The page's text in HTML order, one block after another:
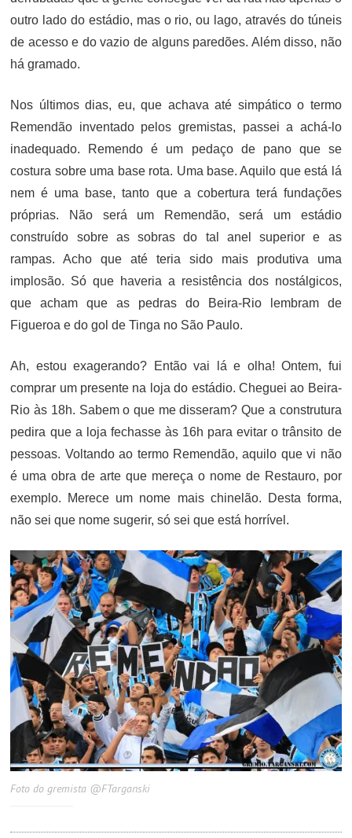
outro lado do estádio, mas o rio, ou lago, através do túneis
de acesso e do vazio de alguns paredões. Além disso, não
há gramado.
Nos últimos dias, eu, que achava até simpático o termo
Remendão inventado pelos gremistas, passei a achá-lo
inadequado. Remendo é um pedaço de pano que se
costura sobre uma base rota. Uma base. Aquilo que está lá
nem é uma base, tanto que a cobertura terá fundações
próprias. Não será um Remendão, será um estádio
construído sobre as sobras do tal anel superior e as
rampas. Acho que até teria sido mais produtiva uma
implosão. Só que haveria a resistência dos nostálgicos,
que acham que as pedras do Beira-Rio lembram de
Figueroa e do gol de Tinga no São Paulo.
Ah, estou exagerando? Então vai lá e olha! Ontem, fui
comprar um presente na loja do estádio. Cheguei ao Beira-
Rio às 18h. Sabem o que me disseram? Que a construtura
pedira que a loja fechasse às 16h para evitar o trânsito de
pessoas. Voltando ao termo Remendão, aquilo que vi não
é uma obra de arte que mereça o nome de Restauro, por
exemplo. Merece um nome mais chinelão. Desta forma,
não sei que nome sugerir, só sei que está horrível.
Foto do gremista @FTarganski